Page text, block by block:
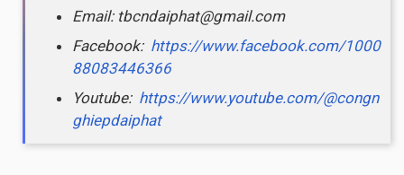
Email: tbcndaiphat@gmail.com
Facebook: https://www.facebook.com/1000
88083446366
Youtube: https://www.youtube.com/@congn
ghiepdaiphat